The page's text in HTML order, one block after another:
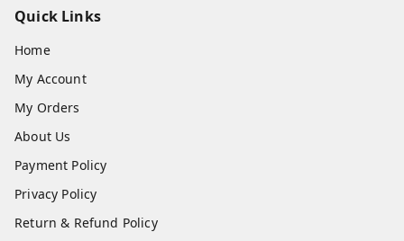
Quick Links
Home
My Account
My Orders
About Us
Payment Policy
Privacy Policy
Return & Refund Policy